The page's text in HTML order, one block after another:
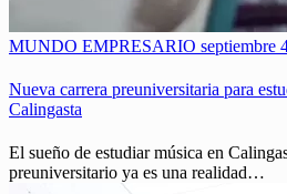
MUNDO EMPRESARIO septiembre
Nueva carrera preuniversitaria para
Calingasta
El sueño de estudiar música en
preuniversitario ya es una realidad…